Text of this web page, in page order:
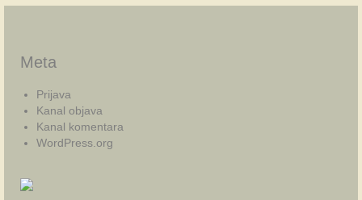
Meta
Prijava
Kanal objava
Kanal komentara
WordPress.org